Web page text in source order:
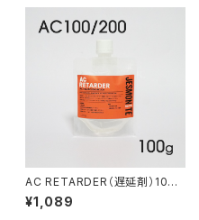
AC RETARDER（遅延剤）100g
(For AC100/200)
¥1,089